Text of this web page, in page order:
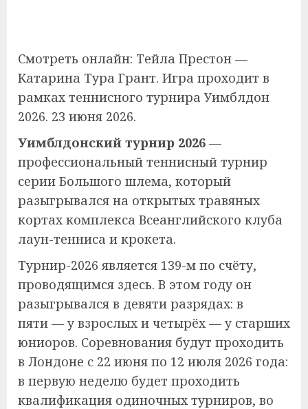
Смотреть онлайн: Тейла Престон —
Катарина Тура Грант. Игра проходит в
рамках теннисного турнира Уимблдон
2026. 23 июня 2026.
Уимблдонский турнир 2026 —
профессиональный теннисный турнир
серии Большого шлема, который
разыгрывался на открытых травяных
кортах комплекса Всеанглийского клуба
лаун-тенниса и крокета.
Турнир-2026 является 139-м по счёту,
проводящимся здесь. В этом году он
разыгрывался в девяти разрядах: в
пяти — у взрослых и четырёх — у старших
юниоров. Соревнования будут проходить
в Лондоне с 22 июня по 12 июля 2026 года:
в первую неделю будет проходить
квалификация одиночных турниров, во